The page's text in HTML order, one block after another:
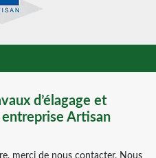
d’élagage et
Artisan
merci de nous contacter. Nous